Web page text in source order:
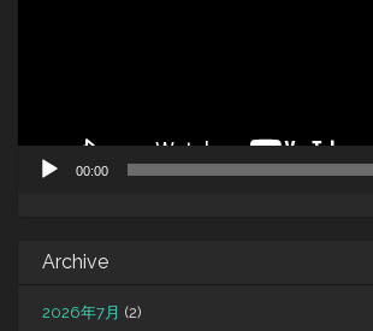
00:00
Archive
2026年7月 (2)